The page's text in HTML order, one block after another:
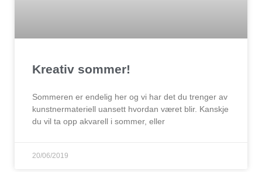
Kreativ sommer!
Sommeren er endelig her og vi har det du trenger av
kunstnermateriell uansett hvordan været blir. Kanskje
du vil ta opp akvarell i sommer, eller
20/06/2019